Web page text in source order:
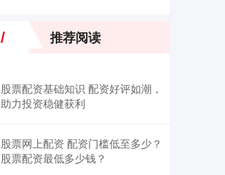
推荐阅读
股票配资基础知识 配资好评如潮，
助力投资稳健获利
股票网上配资 配资门槛低至多少？
股票配资最低多少钱？